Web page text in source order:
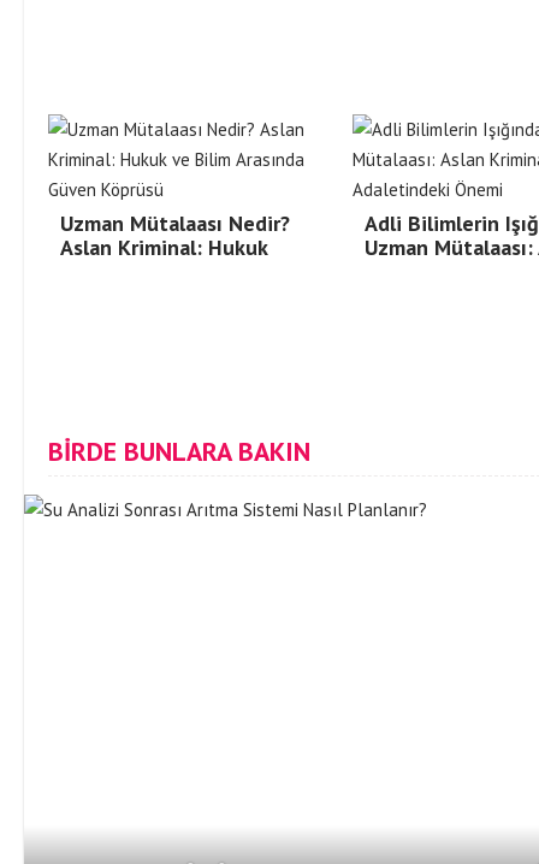
Uzman Mütalaası Nedir?
Aslan Kriminal: Hukuk
Adli Bilimlerin
Uzman
BİRDE BUNLARA BAKIN